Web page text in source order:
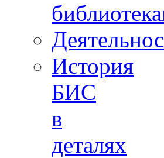
История
БИС
в
деталях